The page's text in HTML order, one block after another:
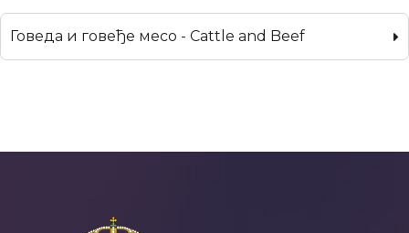
Говеда и говеђе месо - Cattle and Beef